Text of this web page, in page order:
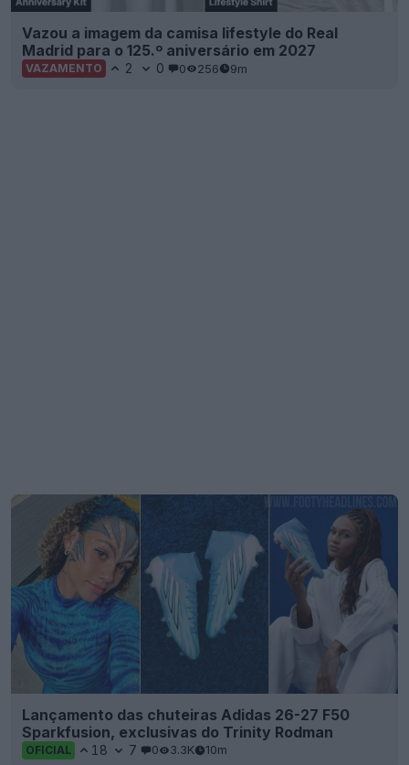
Vazou a imagem da camisa lifestyle do Real
Madrid para o 125.º aniversário em 2027
VAZAMENTO 2 0 0 256 9m
Lançamento das chuteiras Adidas 26-27 F50
Sparkfusion, exclusivas do Trinity Rodman
OFICIAL 18 7 0 3.3K 10m